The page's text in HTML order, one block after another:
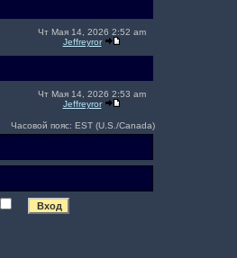
Чт Мая 14, 2026 2:52 am
Jeffreyror
Чт Мая 14, 2026 2:53 am
Jeffreyror
Часовой пояс: EST (U.S./Canada)